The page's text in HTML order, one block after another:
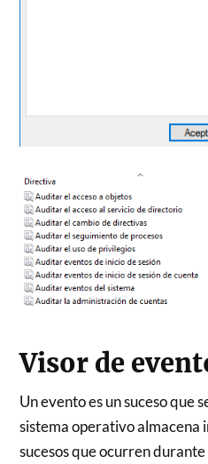
Visor de
Un evento es un suceso que
sistema operativo almacena
sucesos que ocurren